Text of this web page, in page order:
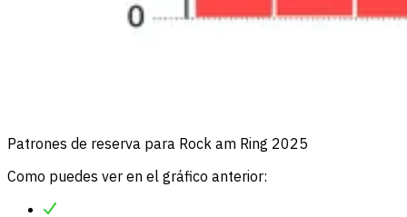
Patrones de reserva para Rock am Ring 2025
Como puedes ver en el gráfico anterior: